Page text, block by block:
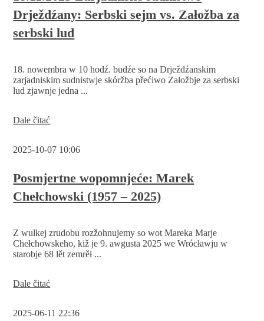
Serbskeho
sejma
wostanje
Drježdźany: Serbski sejm vs. Załožba za
serbski lud
18. nowembra w 10 hodź. budźe so na Drježdźanskim
zarjadniskim sudnistwje skóržba přećiwo Załožbje za serbski
lud zjawnje jedna ...
Dale čitać18.11.2025
Drježdźany:
vs.
Załožba
za
2025-10-07 10:06
Posmjertne wopomnjeće: Marek
Chełchowski (1957 – 2025)
Z wulkej zrudobu rozžohnujemy so wot Mareka Marje
Chełchowskeho, kiž je 9. awgusta 2025 we Wrócławju w
starobje 68 lět zemrěł ...
Dale čitaćPosmjertne
Chełchowski
2025-06-11 22:36